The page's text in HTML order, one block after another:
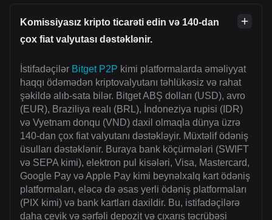
Komissiyasız kripto ticarəti edin və 140-dan
çox fiat valyutası dəstəklənir.
İstifadəçilər Bitget P2P kimi platformalarda əməliyyat
haqqı ödəmədən kriptovalyutanı təhlükəsiz və rahat
şəkildə alıb-sata bilər. Bitget ABŞ dolları (USD), avro
(EUR), Braziliya realı (BRL), İndoneziya rupisi (IDR)
və Vyetnam donqu (VND) daxil olmaqla dünya üzrə
140-dan çox fiat valyutanı dəstəkləyir. Müxtəlif ödəniş
üsulları dəstəklənir. Buraya bank köçürmələri (SWIFT
və SEPA kimi), elektron pul kisələri, Visa, Mastercard,
Google Pay və Apple Pay kimi beynəlxalq kart ödəniş
platformaları, eləcə də əsas yerli ödəniş platformaları
(PIX kimi) və bank kartları daxildir. Bu, istifadəçilərə
daha çevik və sərfəli depozit və çıxarış təcrübəsi